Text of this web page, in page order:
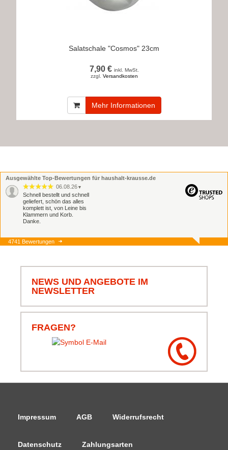
Salatschale "Cosmos" 23cm
7,90 € inkl. MwSt.
zzgl. Versandkosten
Mehr Informationen
Ausgewählte Top-Bewertungen für haushalt-krausse.de
06.08.26 ▼
Schnell bestellt und schnell
geliefert, schön das alles
komplett ist, von Leine bis
Klammern und Korb.
Danke.
06.08.26 ▼
4741 Bewertungen
NEWS UND ANGEBOTE IM
NEWSLETTER
FRAGEN?
Impressum AGB Widerrufsrecht
Datenschutz Zahlungsarten